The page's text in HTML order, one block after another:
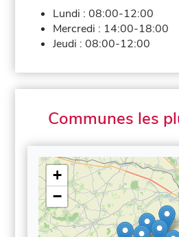
Lundi :08:00-12:00
Mercredi : 14:00-18:00
Jeudi :08:00-12:00
Communes les
+
−